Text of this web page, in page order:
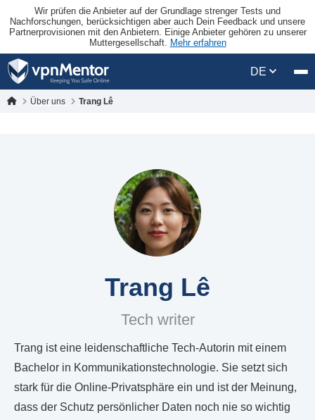
Wir prüfen die Anbieter auf der Grundlage strenger Tests und
Nachforschungen, berücksichtigen aber auch Dein Feedback und unsere
Partnerprovisionen mit den Anbietern. Einige Anbieter gehören zu unserer
Muttergesellschaft. Mehr erfahren
DE
Über uns Trang Lê
Trang Lê
Tech writer
Trang ist eine leidenschaftliche Tech-Autorin mit einem
Bachelor in Kommunikationstechnologie. Sie setzt sich
stark für die Online-Privatsphäre ein und ist der Meinung,
dass der Schutz persönlicher Daten noch nie so wichtig